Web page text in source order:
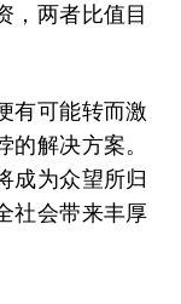
，两者比值目
有可能转而激
解决方案。
成为众望所归
社会带来丰厚